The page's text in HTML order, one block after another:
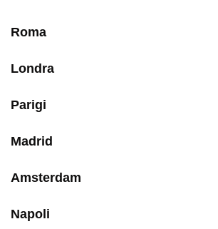
Roma
Londra
Parigi
Madrid
Amsterdam
Napoli